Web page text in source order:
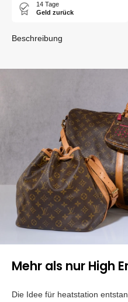
14 Tage
Geld zurück
Beschreibung
Mehr als nur High
Die Idee für heatstation